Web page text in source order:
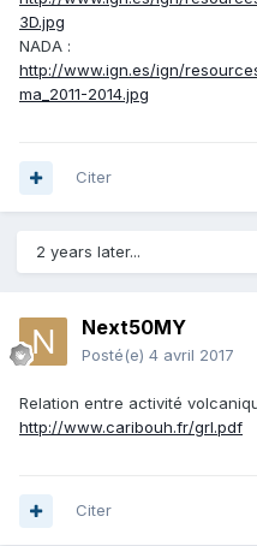
3D.jpg
NADA :
http://www.ign.es/ign/
ma_2011-2014.jpg
Citer
2 years later...
Next50MY
Posté(e) 4 avril 2017
Relation entre activité
http://www.caribouh.fr/grl.pdf
Citer